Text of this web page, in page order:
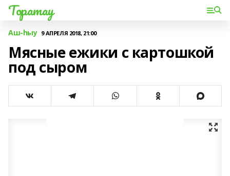
Торатау
Аш-һыу 9 АПРЕЛЯ 2018, 21:00
Мясные ежики с картошкой
под сыром